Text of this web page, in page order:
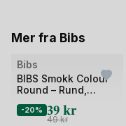
Mer fra Bibs
Bilde
av
Bibs
BIBS Smokk Colour
Round – Rund,
-20% 39 kr
49kr